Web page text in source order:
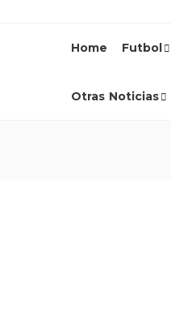
Home Futbol
Otras Noticias